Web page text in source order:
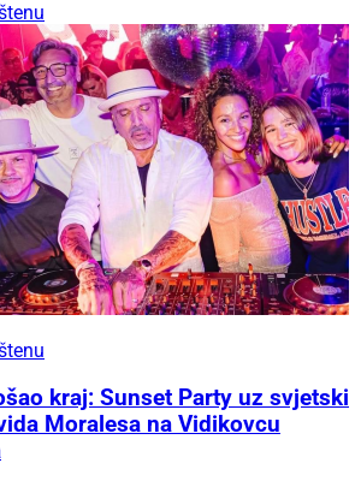
kraj: Sunset Party uz svjetski
Moralesa na Vidikovcu